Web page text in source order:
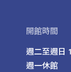
開館時間
週二至週日
週一休館